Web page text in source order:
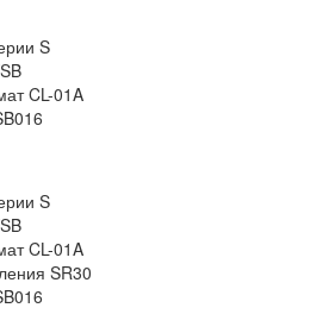
S
CL-01A
S
CL-01A
SR30